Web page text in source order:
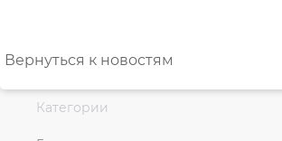
Вернуться к новостям
Категории